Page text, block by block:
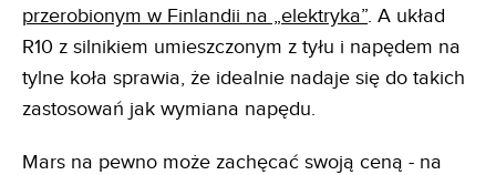
przerobionym w Finlandii na „elektryka”. A układ
R10 z silnikiem umieszczonym z tyłu i napędem na
tylne koła sprawia, że ​​idealnie nadaje się do takich
zastosowań jak wymiana napędu.
Mars na pewno może zachęcać swoją ceną - na